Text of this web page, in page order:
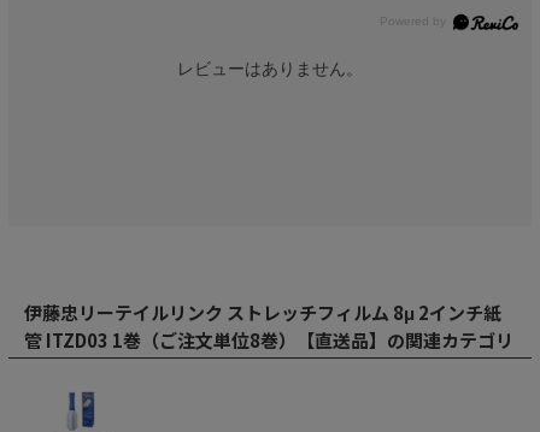
レビューはありません。
伊藤忠リーテイルリンク ストレッチフィルム 8μ 2インチ紙
管 ITZD03 1巻（ご注文単位8巻）【直送品】の関連カテゴリ